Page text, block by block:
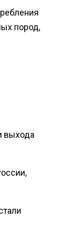
пород,
выхода